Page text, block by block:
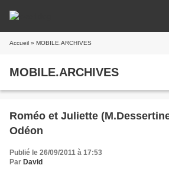
Accueil » MOBILE.ARCHIVES
MOBILE.ARCHIVES
Roméo et Juliette
Odéon
Publié le 26/09/2011 à 17:53
Par David